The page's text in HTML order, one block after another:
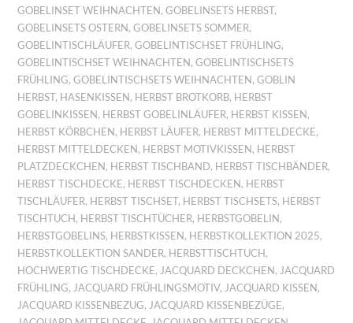
GOBELINSET WEIHNACHTEN,GOBELINSETS HERBST,
GOBELINSETS OSTERN,GOBELINSETS SOMMER,
GOBELINTISCHLÄUFER,GOBELINTISCHSET FRÜHLING,
GOBELINTISCHSET WEIHNACHTEN,GOBELINTISCHSETS
FRÜHLING,GOBELINTISCHSETS WEIHNACHTEN,GOBLIN
HERBST, HASENKISSEN, HERBST BROTKORB, HERBST
GOBELINKISSEN, HERBST GOBELINLÄUFER, HERBST KISSEN,
HERBST KÖRBCHEN, HERBST LÄUFER, HERBST MITTELDECKE,
HERBST MITTELDECKEN, HERBST MOTIVKISSEN, HERBST
PLATZDECKCHEN, HERBST TISCHBAND, HERBST TISCHBÄNDER,
HERBST TISCHDECKE, HERBST TISCHDECKEN, HERBST
TISCHLÄUFER, HERBST TISCHSET, HERBST TISCHSETS, HERBST
TISCHTUCH, HERBST TISCHTÜCHER, HERBSTGOBELIN,
HERBSTGOBELINS, HERBSTKISSEN, HERBSTKOLLEKTION 2025,
HERBSTKOLLEKTION SANDER, HERBSTTISCHTUCH,
HOCHWERTIG TISCHDECKE, JACQUARD DECKCHEN, JACQUARD
FRÜHLING, JACQUARD FRÜHLINGSMOTIV, JACQUARD KISSEN,
JACQUARD KISSENBEZUG, JACQUARD KISSENBEZÜGE,